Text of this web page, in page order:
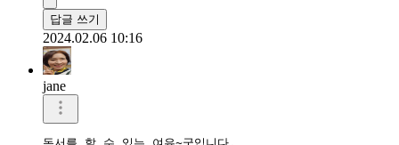
답글 쓰기
2024.02.06 10:16
jane